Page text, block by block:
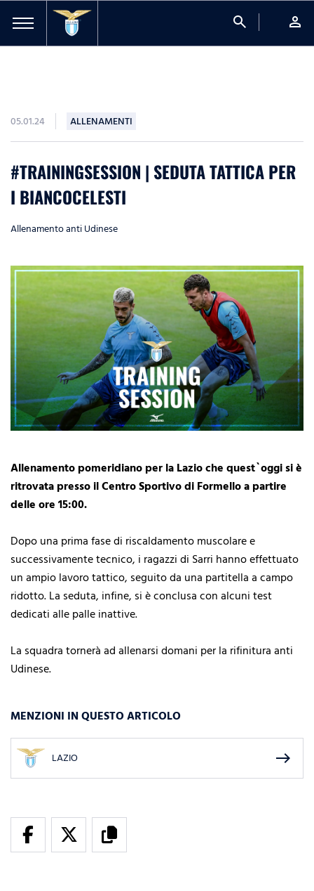
search person
05.01.24 ALLENAMENTI
#TRAININGSESSION | SEDUTA TATTICA PER
I BIANCOCELESTI
Allenamento anti Udinese
Allenamento pomeridiano per la Lazio che quest`oggi si è
ritrovata presso il Centro Sportivo di Formello a partire
delle ore 15:00.
Dopo una prima fase di riscaldamento muscolare e
successivamente tecnico, i ragazzi di Sarri hanno effettuato
un ampio lavoro tattico, seguito da una partitella a campo
ridotto. La seduta, infine, si è conclusa con alcuni test
dedicati alle palle inattive.
La squadra tornerà ad allenarsi domani per la rifinitura anti
Udinese.
MENZIONI IN QUESTO ARTICOLO
LAZIO east